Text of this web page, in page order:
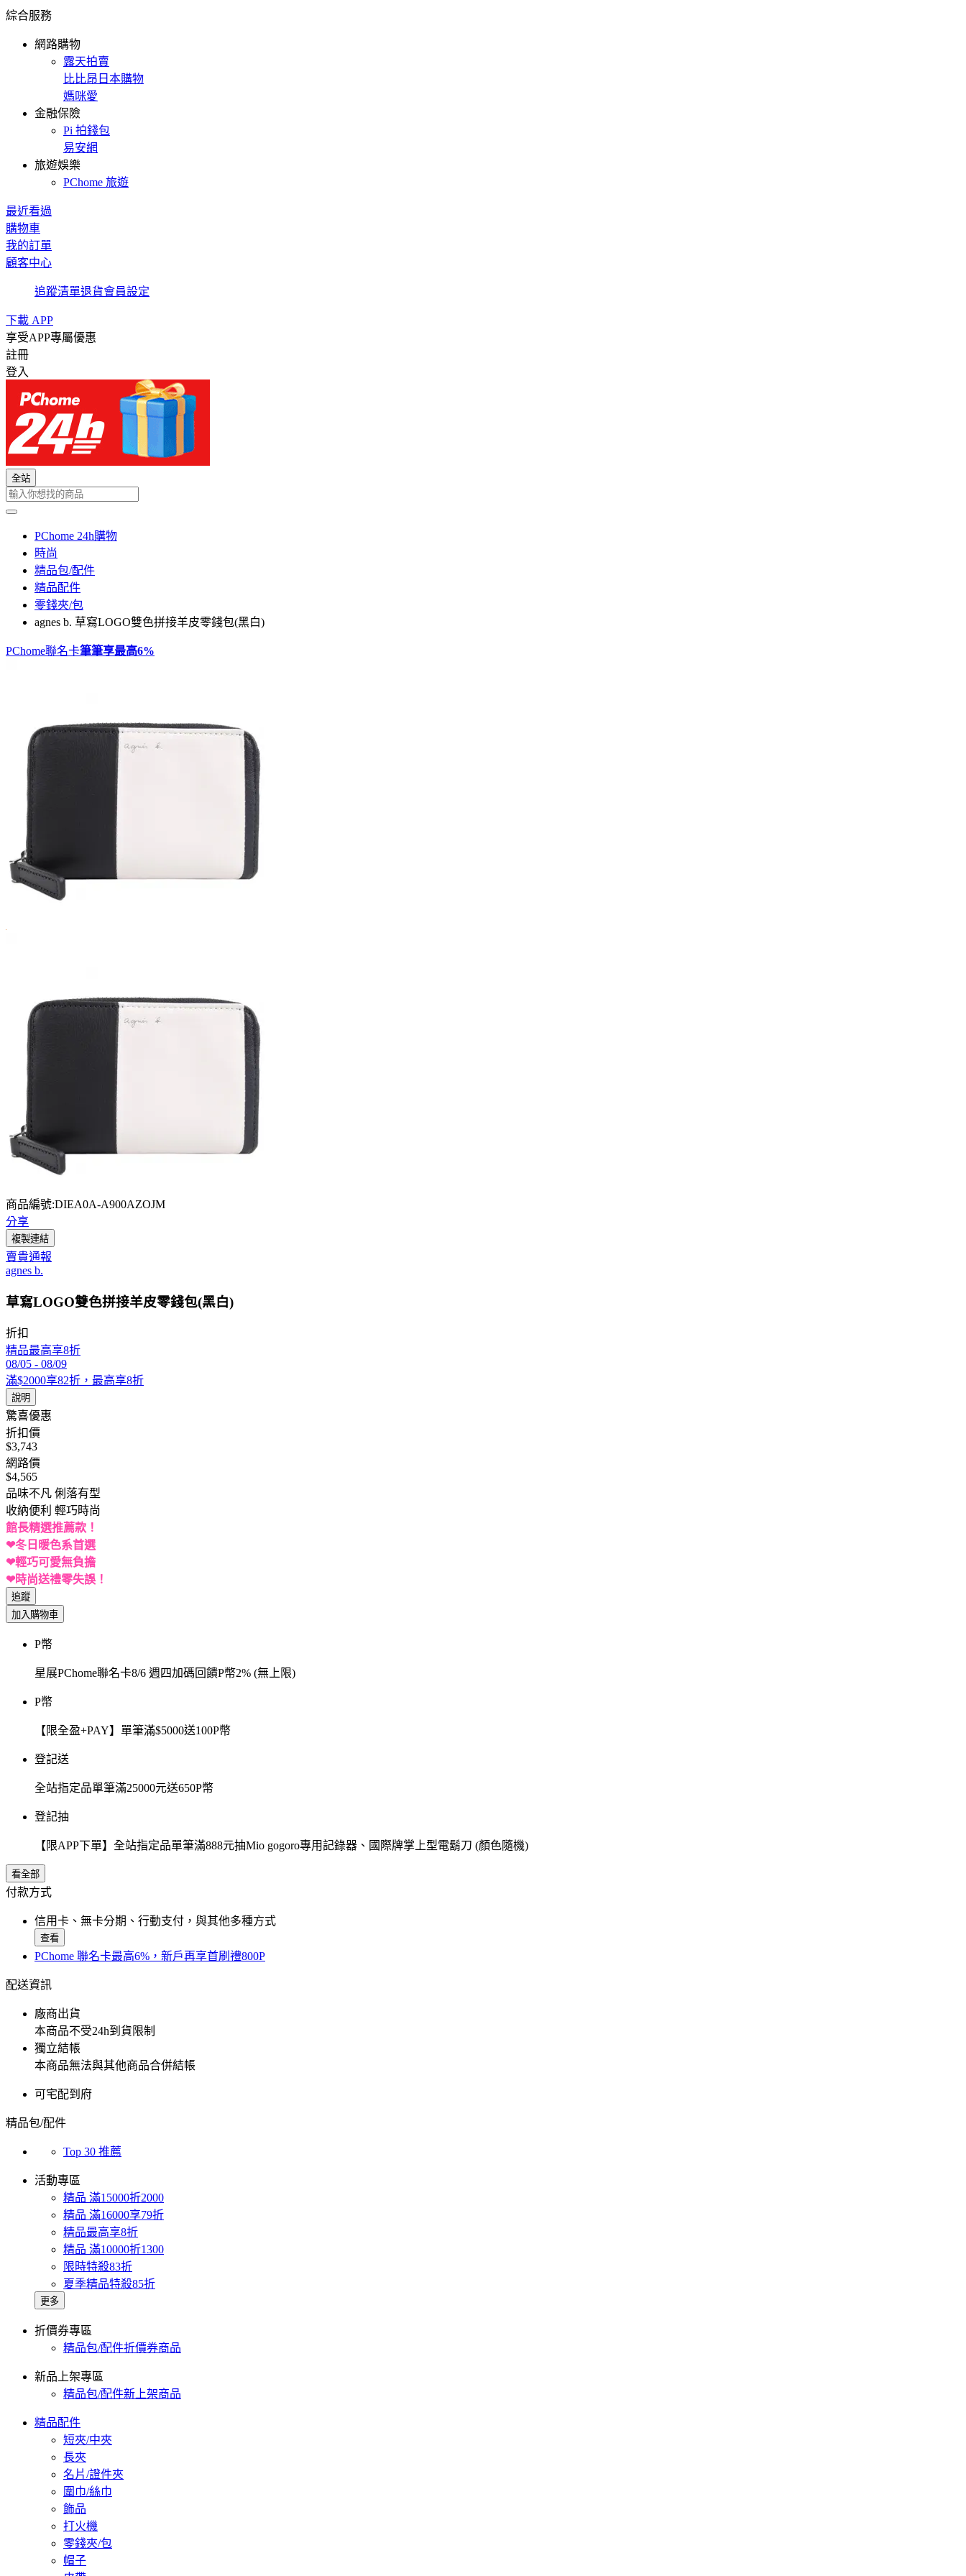
綜合服務
網路購物
露天拍賣
比比昂日本購物
媽咪愛
金融保險
Pi 拍錢包
易安網
旅遊娛樂
PChome 旅遊
最近看過
購物車
我的訂單
顧客中心
追蹤清單退貨會員設定
下載 APP
享受APP專屬優惠
註冊
登入
全站
PChome 24h購物
時尚
精品包/配件
精品配件
零錢夾/包
agnes b. 草寫LOGO雙色拼接羊皮零錢包(黑白)
PChome聯名卡筆筆享最高6%
商品編號:DIEA0A-A900AZOJM
分享
複製連結
賣貴通報
agnes b.
草寫LOGO雙色拼接羊皮零錢包(黑白)
折扣
精品最高享8折
08/05 - 08/09
滿$2000享82折，最高享8折
說明
驚喜優惠
折扣價
$3,743
網路價
$4,565
品味不凡 俐落有型
收納便利 輕巧時尚
館長精選推薦款！
❤冬日暖色系首選
❤輕巧可愛無負擔
❤時尚送禮零失誤！
追蹤
加入購物車
P幣
星展PChome聯名卡8/6 週四加碼回饋P幣2% (無上限)
P幣
【限全盈+PAY】單筆滿$5000送100P幣
登記送
全站指定品單筆滿25000元送650P幣
登記抽
【限APP下單】全站指定品單筆滿888元抽Mio gogoro專用記錄器、國際牌掌上型電鬍刀 (顏色隨機)
看全部
付款方式
信用卡、無卡分期、行動支付，與其他多種方式
查看
PChome 聯名卡最高6%，新戶再享首刷禮800P
配送資訊
廠商出貨
本商品不受24h到貨限制
獨立結帳
本商品無法與其他商品合併結帳
可宅配到府
精品包/配件
Top 30 推薦
活動專區
精品 滿15000折2000
精品 滿16000享79折
精品最高享8折
精品 滿10000折1300
限時特殺83折
夏季精品特殺85折
更多
折價券專區
精品包/配件折價券商品
新品上架專區
精品包/配件新上架商品
精品配件
短夾/中夾
長夾
名片/證件夾
圍巾/絲巾
飾品
打火機
零錢夾/包
帽子